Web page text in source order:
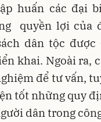
huấn các đại
quyền lợi của
dân tộc được
khai. Ngoài ra,
để tư vấn,
tốt những quy
dân trong